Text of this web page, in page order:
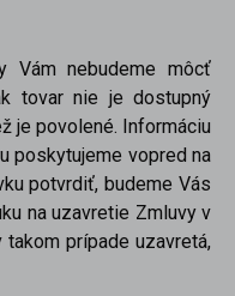
Vám nebudeme môcť
tovar nie je dostupný
je povolené. Informáciu
poskytujeme vopred na
potvrdiť, budeme Vás
na uzavretie Zmluvy v
prípade uzavretá,